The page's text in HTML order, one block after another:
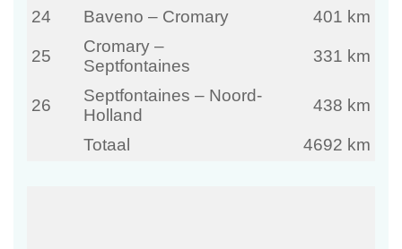
24
Baveno – Cromary 401 km
25
Cromary –
Septfontaines
331 km
26
Septfontaines – Noord-
Holland
438 km
Totaal 4692 km